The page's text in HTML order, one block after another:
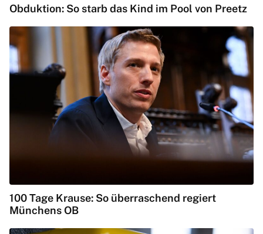
Obduktion: So starb das Kind im Pool von Preetz
100 Tage Krause: So überraschend regiert
Münchens OB